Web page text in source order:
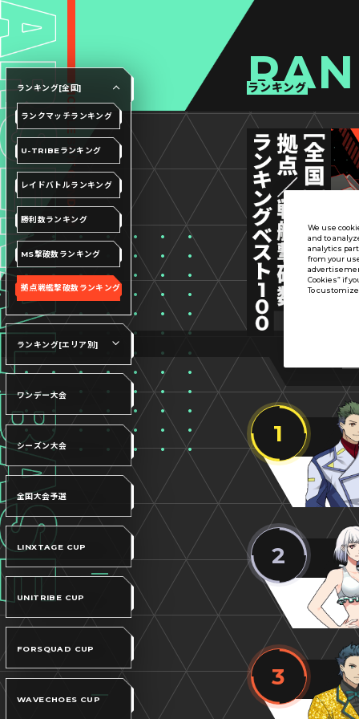
ランキング
1
2
3
ランキング[全国]
ランクマッチランキング
U-TRIBEランキング
レイドバトルランキング
勝利数ランキング
MS撃破数ランキング
拠点戦艦撃破数ランキング
ランキング[エリア別]
ワンデー大会
シーズン大会
全国大会予選
LINXTAGE CUP
UNITRIBE CUP
FORSQUAD CUP
WAVECHOES CUP
We use
and to
analytics
from your
Cookies” if
To